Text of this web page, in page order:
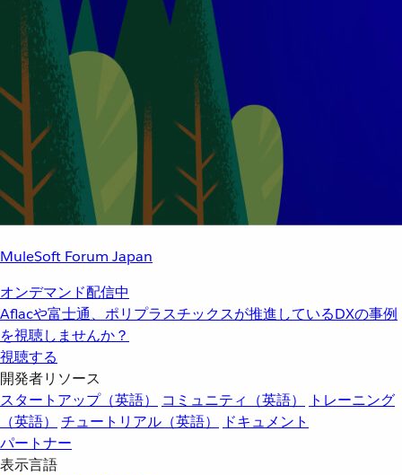
MuleSoft Forum Japan
オンデマンド配信中
Aflacや富士通、ポリプラスチックスが推進しているDXの事例
を視聴しませんか？
視聴する
開発者リソース
スタートアップ（英語）
コミュニティ（英語）
トレーニング
（英語）
チュートリアル（英語）
ドキュメント
パートナー
表示言語